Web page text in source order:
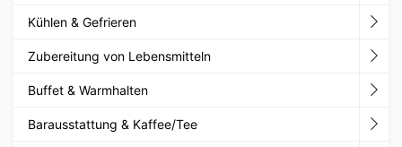
Kühlen & Gefrieren
Zubereitung von Lebensmitteln
Buffet & Warmhalten
Barausstattung & Kaffee/Tee